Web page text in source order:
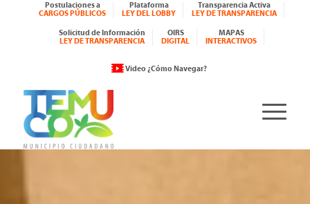
Postulaciones a
CARGOS PÚBLICOS
Plataforma
LEY DEL LOBBY
Transparencia Activa
LEY DE TRANSPARENCIA
Solicitud de Información
LEY DE TRANSPARENCIA
OIRS
DIGITAL
MAPAS
INTERACTIVOS
Video ¿Cómo Navegar?